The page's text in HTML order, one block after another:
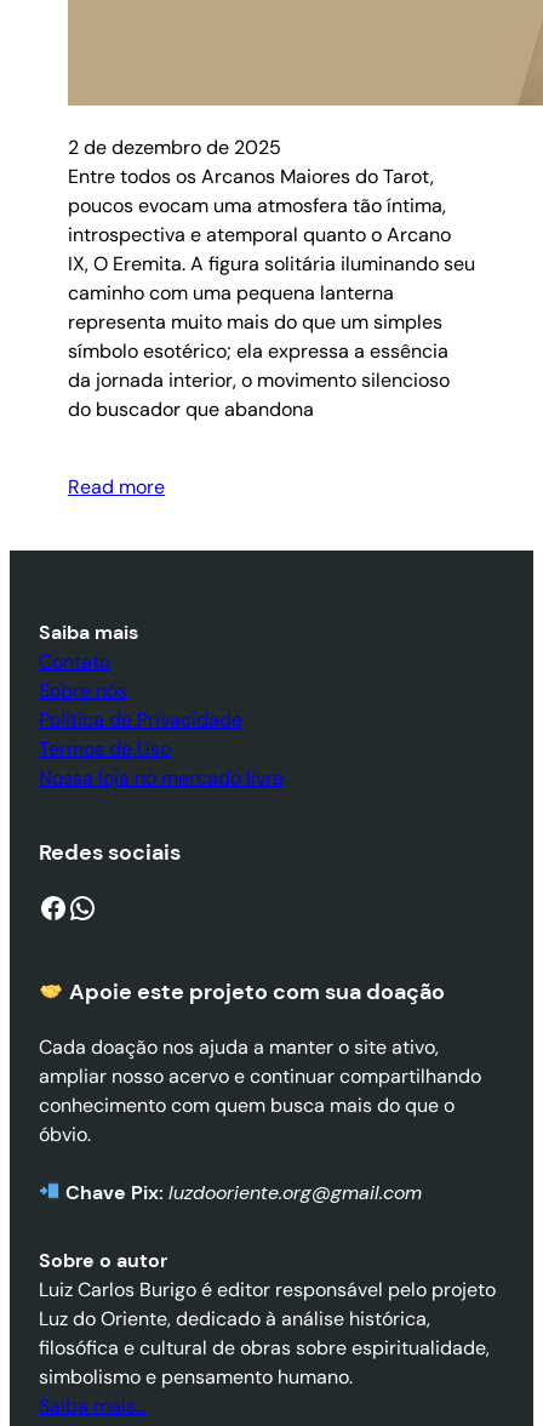
2 de dezembro de 2025
Entre todos os Arcanos Maiores do Tarot,
poucos evocam uma atmosfera tão íntima,
introspectiva e atemporal quanto o Arcano
IX, O Eremita. A figura solitária iluminando seu
caminho com uma pequena lanterna
representa muito mais do que um simples
símbolo esotérico; ela expressa a essência
da jornada interior, o movimento silencioso
do buscador que abandona
Read more
Saiba mais
Contato
Sobre nós
Política de Privacidade
Termos de Uso
Nossa loja no mercado livre
Redes sociais
Facebook WhatsApp
Apoie este projeto com sua doação
Cada doação nos ajuda a manter o site ativo,
ampliar nosso acervo e continuar compartilhando
conhecimento com quem busca mais do que o
óbvio.
Chave Pix: luzdooriente.org@gmail.com
Sobre o autor
Luiz Carlos Burigo é editor responsável pelo projeto
Luz do Oriente, dedicado à análise histórica,
filosófica e cultural de obras sobre espiritualidade,
simbolismo e pensamento humano.
Saiba mais…